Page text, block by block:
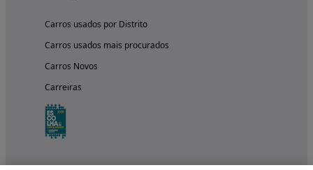
Carros usados por Distrito
Carros usados mais procurados
Carros Novos
Carreiras